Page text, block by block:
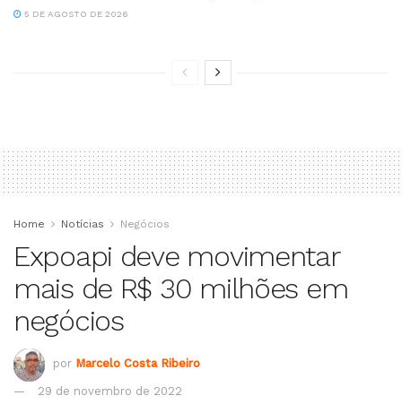
5 DE AGOSTO DE 2026
Home Notícias Negócios
Expoapi deve movimentar
mais de R$ 30 milhões em
negócios
por Marcelo Costa Ribeiro
29 de novembro de 2022